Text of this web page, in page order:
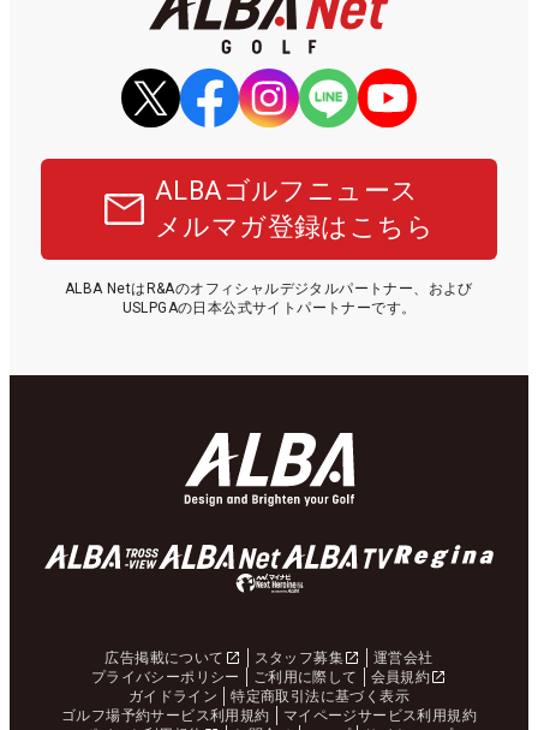
ALBAゴルフニュース
メルマガ登録はこちら
ALBA NetはR&Aのオフィシャルデジタルパートナー、および
USLPGAの日本公式サイトパートナーです。
広告掲載について スタッフ募集
運営会社
プライバシーポリシー
ご利用に際して
会員規約
ガイドライン
特定商取引法に基づく表示
ゴルフ場予約サービス利用規約
マイページサービス利用規約